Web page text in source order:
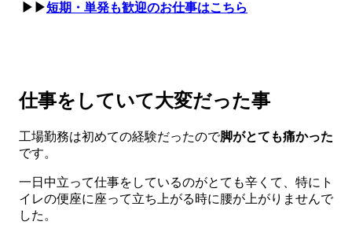
▶▶短期・単発も歓迎のお仕事はこちら
仕事をしていて大変だった事
工場勤務は初めての経験だったので脚がとても痛かった
です。
一日中立って仕事をしているのがとても辛くて、特にト
イレの便座に座って立ち上がる時に腰が上がりませんで
した。